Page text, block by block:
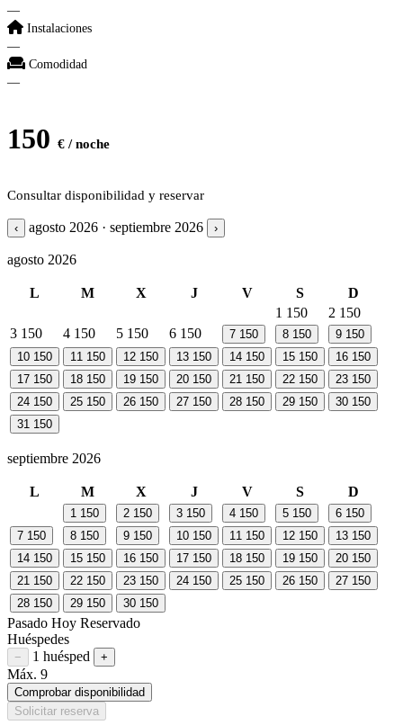
—
Instalaciones
—
Comodidad
—
150 € / noche
Consultar disponibilidad y reservar
‹ agosto 2026 · septiembre 2026 ›
agosto 2026
L M X J V S
D
1 150 2 150
3 150 4 150 5 150 6 150 7 150 8 150 9 150
10 150 11 150 12 150 13 150 14 150 15 150 16 150
17 150 18 150 19 150 20 150 21 150 22 150 23 150
24 150 25 150 26 150 27 150 28 150 29 150 30 150
31 150
septiembre 2026
L M X J V S D
1 150 2 150 3 150 4 150 5 150 6 150
7 150 8 150 9 150 10 150 11 150 12 150 13 150
14 150 15 150 16 150 17 150 18 150 19 150 20 150
21 150 22 150 23 150 24 150 25 150 26 150 27 150
28 150 29 150 30 150
Pasado Hoy Reservado
Huéspedes
Restar huésped
− 1 huésped Sumar huésped
+
Máx. 9
Comprobar disponibilidad
Solicitar reserva